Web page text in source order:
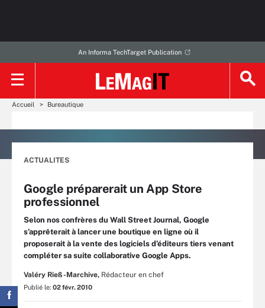
An Informa TechTarget Publication
Accueil Bureautique
ACTUALITES
Google préparerait un App Store
professionnel
Selon nos confrères du Wall Street Journal, Google
s’apprêterait à lancer une boutique en ligne où il
proposerait à la vente des logiciels d’éditeurs tiers venant
compléter sa suite collaborative Google Apps.
Valéry Rieß-Marchive, Rédacteur en chef
Publié le: 02 févr. 2010